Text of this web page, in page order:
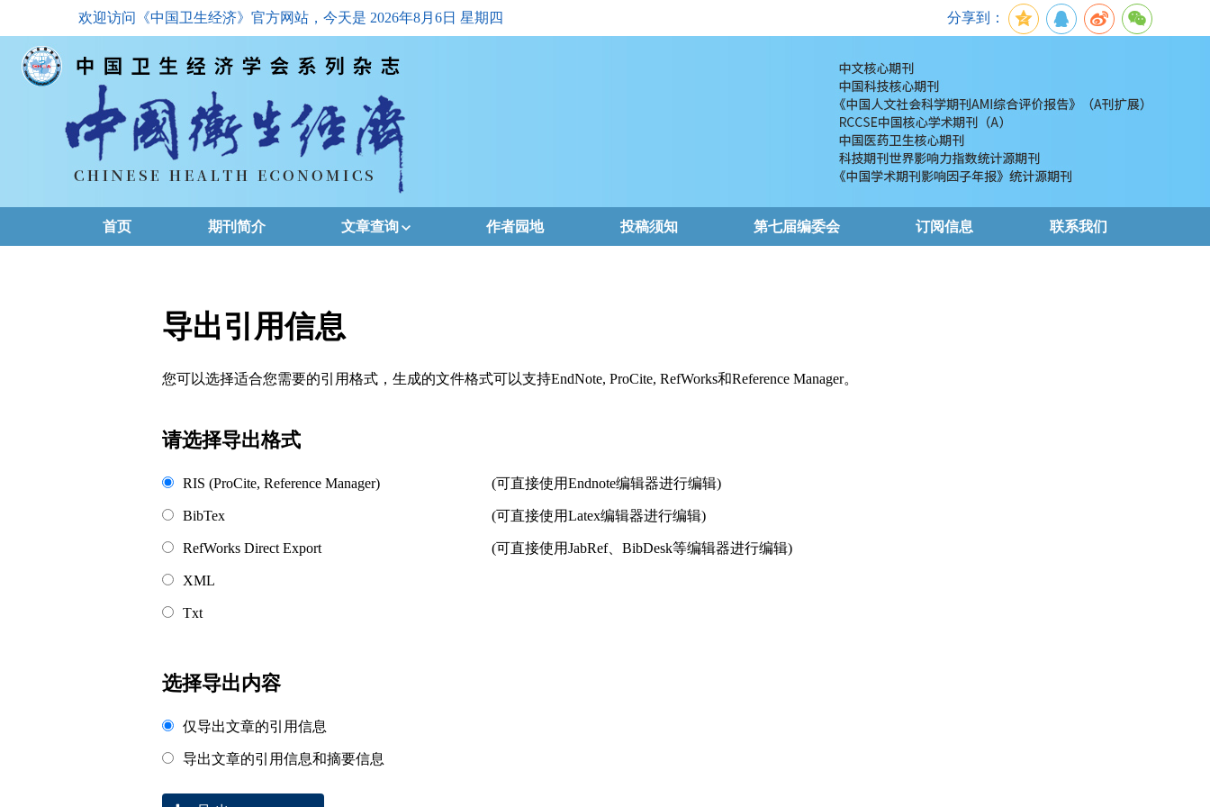
欢迎访问《中国卫生经济》官方网站，今天是 2026年8月6日 星期四 分享到：
首页 期刊简介 文章查询
下载排名
作者园地 投稿须知 第七届编委会 订阅信息 联系我们
导出引用信息
您可以选择适合您需要的引用格式，生成的文件格式可以支持EndNote, ProCite, RefWorks和Reference Manager。
请选择导出格式
RIS (ProCite, Reference Manager) (可直接使用Endnote编辑器进行编辑)
BibTex (可直接使用Latex编辑器进行编辑)
RefWorks Direct Export (可直接使用JabRef、BibDesk等编辑器进行编辑)
XML
Txt
选择导出内容
仅导出文章的引用信息
导出文章的引用信息和摘要信息